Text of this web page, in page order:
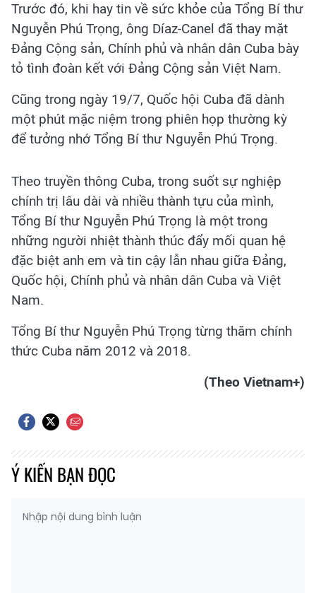
Trước đó, khi hay tin về sức khỏe của Tổng Bí thư
Nguyễn Phú Trọng, ông Díaz-Canel đã thay mặt
Đảng Cộng sản, Chính phủ và nhân dân Cuba bày
tỏ tình đoàn kết với Đảng Cộng sản Việt Nam.
Cũng trong ngày 19/7, Quốc hội Cuba đã dành
một phút mặc niệm trong phiên họp thường kỳ
để tưởng nhớ Tổng Bí thư Nguyễn Phú Trọng.
Theo truyền thông Cuba, trong suốt sự nghiệp
chính trị lâu dài và nhiều thành tựu của mình,
Tổng Bí thư Nguyễn Phú Trọng là một trong
những người nhiệt thành thúc đẩy mối quan hệ
đặc biệt anh em và tin cậy lẫn nhau giữa Đảng,
Quốc hội, Chính phủ và nhân dân Cuba và Việt
Nam.
Tổng Bí thư Nguyễn Phú Trọng từng thăm chính
thức Cuba năm 2012 và 2018.
(Theo Vietnam+)
Ý KIẾN BẠN ĐỌC